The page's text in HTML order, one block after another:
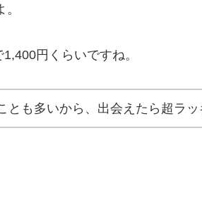
円くらいですね。
も多いから、出会えたら超ラッ